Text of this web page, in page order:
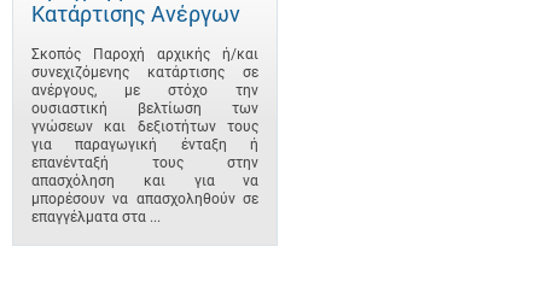
Κατάρτισης Ανέργων
Σκοπός Παροχή αρχικής ή/και
συνεχιζόμενης κατάρτισης σε
ανέργους, με στόχο την
ουσιαστική βελτίωση των
γνώσεων και δεξιοτήτων τους
για παραγωγική ένταξη ή
επανένταξή τους στην
απασχόληση και για να
μπορέσουν να απασχοληθούν σε
επαγγέλματα στα ...